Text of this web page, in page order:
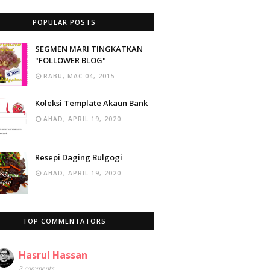
POPULAR POSTS
SEGMEN MARI TINGKATKAN
"FOLLOWER BLOG"
RABU, MAC 04, 2015
Koleksi Template Akaun Bank
AHAD, APRIL 19, 2020
Resepi Daging Bulgogi
AHAD, APRIL 19, 2020
TOP COMMENTATORS
Hasrul Hassan
2 comments